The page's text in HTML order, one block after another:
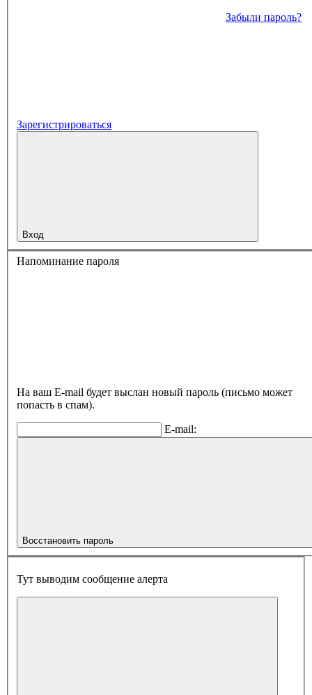
Забыли пароль?
Зарегистрироваться
Вход
Напоминание пароля
На ваш E-mail будет выслан новый пароль (письмо может
попасть в спам).
E-mail:
Восстановить пароль
Тут выводим сообщение алерта